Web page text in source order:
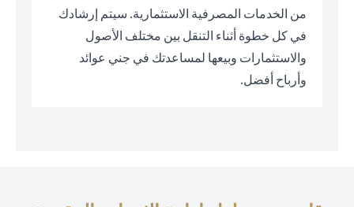
من الخدمات المصرفية الاستثمارية. سيتم إرشادك
في كل خطوة أثناء التنقل بين مختلف الأصول
والاستثمارات وبيعها لمساعدتك في جني عوائد
وأرباح أفضل.